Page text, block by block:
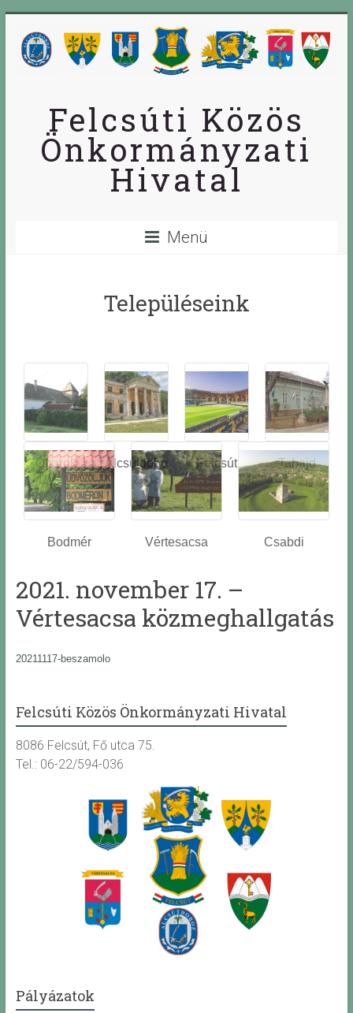
Felcsúti Közös
Önkormányzati
Hivatal
Menü
Településeink
Óbarok
Alcsútdobo
z
Felcsút Tabajd
Bodmér Vértesacsa Csabdi
2021. november 17. –
Vértesacsa közmeghallgatás
20211117-beszamolo
Felcsúti Közös Önkormányzati Hivatal
8086 Felcsút, Fő utca 75.
Tel.: 06-22/594-036
Pályázatok